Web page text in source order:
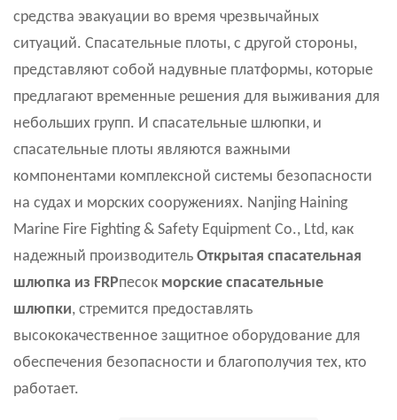
средства эвакуации во время чрезвычайных
ситуаций. Спасательные плоты, с другой стороны,
представляют собой надувные платформы, которые
предлагают временные решения для выживания для
небольших групп. И спасательные шлюпки, и
спасательные плоты являются важными
компонентами комплексной системы безопасности
на судах и морских сооружениях. Nanjing Haining
Marine Fire Fighting & Safety Equipment Co., Ltd, как
надежный производитель Открытая спасательная
шлюпка из FRPпесок морские спасательные
шлюпки, стремится предоставлять
высококачественное защитное оборудование для
обеспечения безопасности и благополучия тех, кто
работает.